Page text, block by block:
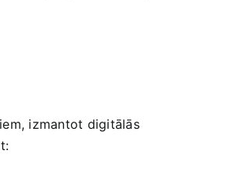
izmantot digitālās